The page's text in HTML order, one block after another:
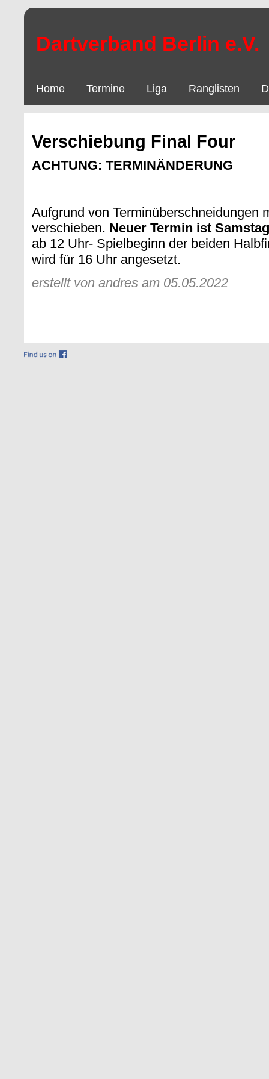
Dartverband Berlin e.V.
Home Termine Liga Ranglisten
Verschiebung Final Four
ACHTUNG: TERMINÄNDERUNG
Aufgrund von Terminüberschneidungen
verschieben. Neuer Termin ist
ab 12 Uhr- Spielbeginn der beiden
wird für 16 Uhr angesetzt.
erstellt von andres am 05.05.2022